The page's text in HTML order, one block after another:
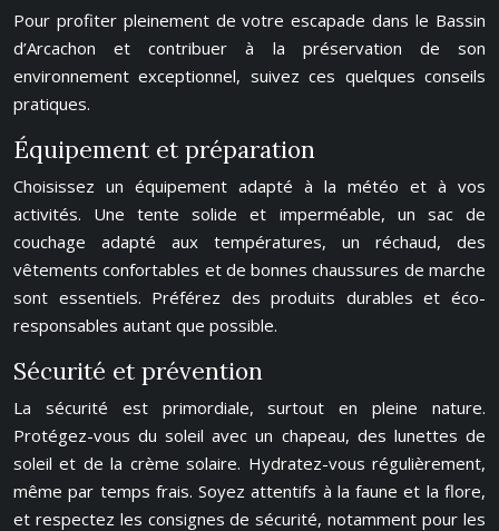
Pour profiter pleinement de votre escapade dans le Bassin
d’Arcachon et contribuer à la préservation de son
environnement exceptionnel, suivez ces quelques conseils
pratiques.
Équipement et préparation
Choisissez un équipement adapté à la météo et à vos
activités. Une tente solide et imperméable, un sac de
couchage adapté aux températures, un réchaud, des
vêtements confortables et de bonnes chaussures de marche
sont essentiels. Préférez des produits durables et éco-
responsables autant que possible.
Sécurité et prévention
La sécurité est primordiale, surtout en pleine nature.
Protégez-vous du soleil avec un chapeau, des lunettes de
soleil et de la crème solaire. Hydratez-vous régulièrement,
même par temps frais. Soyez attentifs à la faune et la flore,
et respectez les consignes de sécurité, notamment pour les